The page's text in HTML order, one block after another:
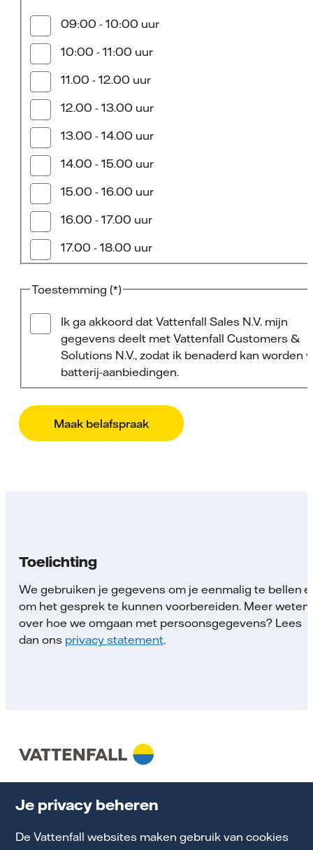
Je privacy beheren
De Vattenfall websites maken gebruik van cookies
09:00 - 10:00 uur
10:00 - 11:00 uur
11.00 - 12.00 uur
12.00 - 13.00 uur
13.00 - 14.00 uur
14.00 - 15.00 uur
15.00 - 16.00 uur
16.00 - 17.00 uur
17.00 - 18.00 uur
Toestemming
Ik ga akkoord dat Vattenfall Sales N.V. mijn
gegevens deelt met Vattenfall Customers &
Solutions N.V., zodat ik benaderd kan worden
batterij-aanbiedingen.
Maak belafspraak
Toelichting
We gebruiken je gegevens om je eenmalig te bellen
om het gesprek te kunnen voorbereiden. Meer weten
over hoe we omgaan met persoonsgegevens? Lees
dan ons privacy statement.
Cookie Statement